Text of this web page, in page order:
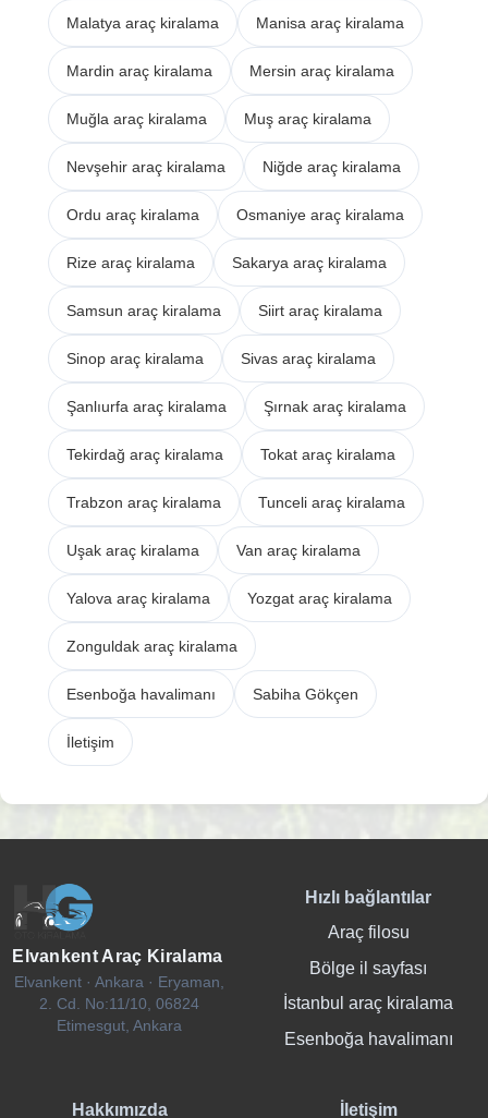
Malatya araç kiralama Manisa araç kiralama
Mardin araç kiralama Mersin araç kiralama
Muğla araç kiralama Muş araç kiralama
Nevşehir araç kiralama Niğde araç kiralama
Ordu araç kiralama Osmaniye araç kiralama
Rize araç kiralama Sakarya araç kiralama
Samsun araç kiralama Siirt araç kiralama
Sinop araç kiralama Sivas araç kiralama
Şanlıurfa araç kiralama Şırnak araç kiralama
Tekirdağ araç kiralama Tokat araç kiralama
Trabzon araç kiralama Tunceli araç kiralama
Uşak araç kiralama Van araç kiralama
Yalova araç kiralama Yozgat araç kiralama
Zonguldak araç kiralama
Esenboğa havalimanı Sabiha Gökçen
İletişim
Elvankent Araç Kiralama
Elvankent · Ankara · Eryaman,
2. Cd. No:11/10, 06824
Etimesgut, Ankara
Hızlı bağlantılar
Araç filosu
Bölge il sayfası
İstanbul araç kiralama
Esenboğa havalimanı
Hakkımızda İletişim